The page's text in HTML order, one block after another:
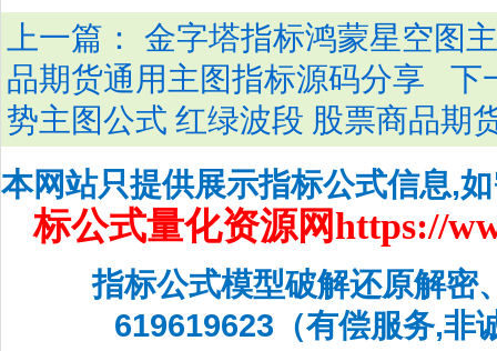
上一篇： 金字塔指标鸿蒙星空图
品期货通用主图指标源码分享
下
势主图公式 红绿波段 股票商品期
本网站只提供展示指标公式信息,
标公式量化资源网https://
指标公式模型破解还原解密
619619623（有偿服务,非